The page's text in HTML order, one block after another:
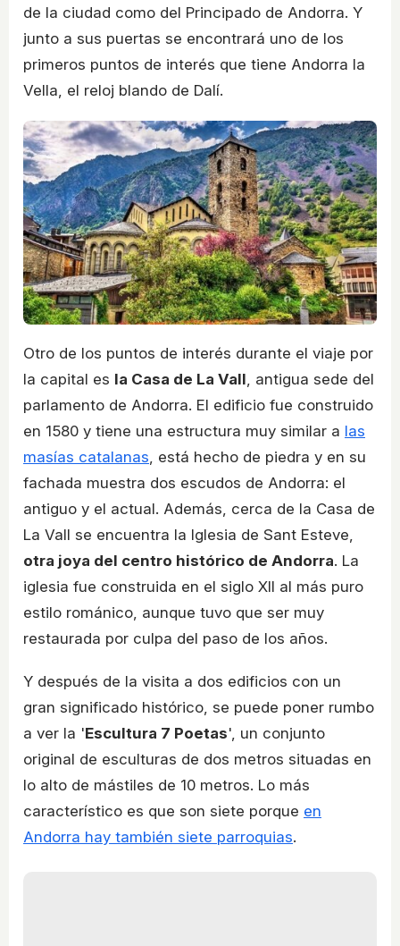
de la ciudad como del Principado de Andorra. Y
junto a sus puertas se encontrará uno de los
primeros puntos de interés que tiene Andorra la
Vella, el reloj blando de Dalí.
Otro de los puntos de interés durante el viaje por
la capital es la Casa de La Vall, antigua sede del
parlamento de Andorra. El edificio fue construido
en 1580 y tiene una estructura muy similar a las
masías catalanas, está hecho de piedra y en su
fachada muestra dos escudos de Andorra: el
antiguo y el actual. Además, cerca de la Casa de
La Vall se encuentra la Iglesia de Sant Esteve,
otra joya del centro histórico de Andorra. La
iglesia fue construida en el siglo XII al más puro
estilo románico, aunque tuvo que ser muy
restaurada por culpa del paso de los años.
Y después de la visita a dos edificios con un
gran significado histórico, se puede poner rumbo
a ver la 'Escultura 7 Poetas', un conjunto
original de esculturas de dos metros situadas en
lo alto de mástiles de 10 metros. Lo más
característico es que son siete porque en
Andorra hay también siete parroquias.